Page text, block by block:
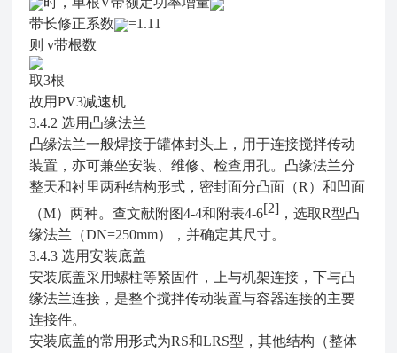
带长修正系数
=1.11
则 v带根数
取3根
故用PV3减速机
3.4.2选用凸缘法兰
凸缘法兰一般焊接于罐体封头上，用于连接搅拌传动
装置，亦可兼坐安装、维修、检查用孔。凸缘法兰分
整天和衬里两种结构形式，密封面分凸面（R）和凹面
（M）两种。查文献附图4-4和附表4-6[2] ，选取R型凸
缘法兰（DN=250mm），并确定其尺寸。
3.4.3选用安装底盖
安装底盖采用螺柱等紧固件，上与机架连接，下与凸
缘法兰连接，是整个搅拌传动装置与容器连接的主要
连接件。
安装底盖的常用形式为RS和LRS型，其他结构（整体